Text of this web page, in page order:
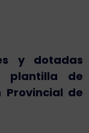
y dotadas
plantilla de
Provincial de